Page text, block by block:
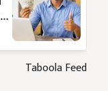
Taboola Feed